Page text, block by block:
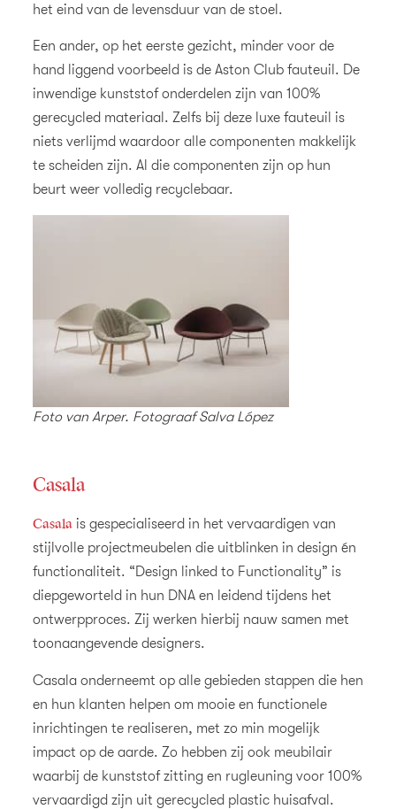
het eind van de levensduur van de stoel.
Een ander, op het eerste gezicht, minder voor de
hand liggend voorbeeld is de Aston Club fauteuil. De
inwendige kunststof onderdelen zijn van 100%
gerecycled materiaal. Zelfs bij deze luxe fauteuil is
niets verlijmd waardoor alle componenten makkelijk
te scheiden zijn. Al die componenten zijn op hun
beurt weer volledig recyclebaar.
Foto van Arper. Fotograaf Salva López
Casala
Casalais gespecialiseerd in het vervaardigen van
stijlvolle projectmeubelen die uitblinken in design én
functionaliteit. “Design linked to Functionality” is
diepgeworteld in hun DNA en leidend tijdens het
ontwerpproces. Zij werken hierbij nauw samen met
toonaangevende designers.
Casala onderneemt op alle gebieden stappen die hen
en hun klanten helpen om mooie en functionele
inrichtingen te realiseren, met zo min mogelijk
impact op de aarde. Zo hebben zij ook meubilair
waarbij de kunststof zitting en rugleuning voor 100%
vervaardigd zijn uit gerecycled plastic huisafval.